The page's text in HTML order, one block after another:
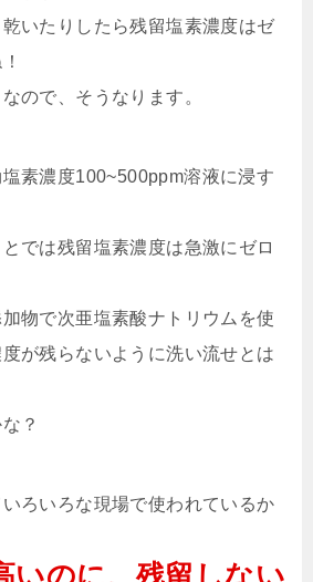
いたりしたら残留塩素濃度はゼ
ので、そうなります。
素濃度100~500ppm溶液に浸す
では残留塩素濃度は急激にゼロ
物で次亜塩素酸ナトリウムを使
が残らないように洗い流せとは
？
ろいろな現場で使われているか
いのに、残留しない